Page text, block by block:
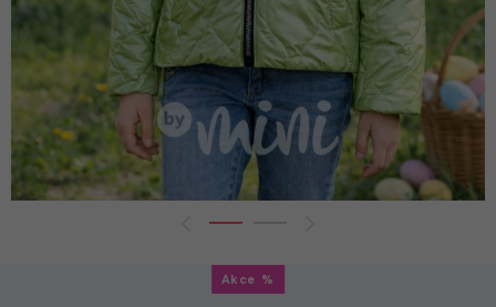
Akce